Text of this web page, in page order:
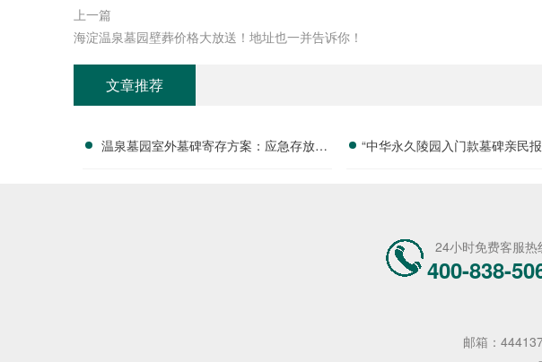
上一篇
海淀温泉墓园壁葬价格大放送！地址也一并告诉你！
文章推荐
温泉墓园室外墓碑寄存方案：应急存放配
“中华永久陵园入门款墓碑亲民
24小时免费客服热
400-838-
邮箱：